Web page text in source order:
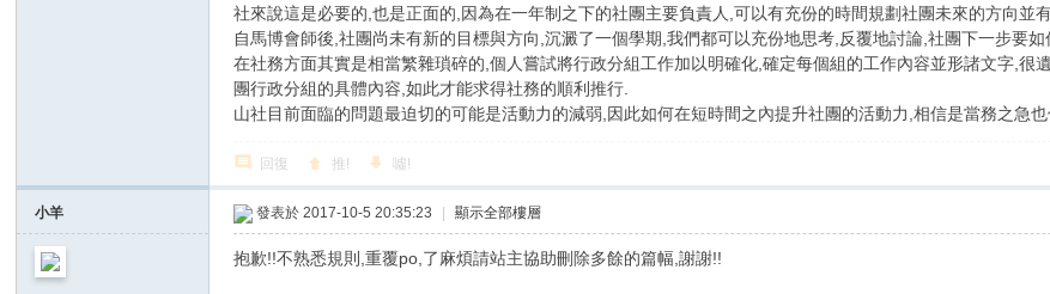
社來說這是必要的,也是正面的,因為在一年制之下的社團主要負責人,可以有充份的時間規劃社團未來的方向並
自馬博會師後,社團尚未有新的目標與方向,沉澱了一個學期,我們都可以充份地思考,反覆地討論,社團下一步要
在社務方面其實是相當繁雜瑣碎的,個人嘗試將行政分組工作加以明確化,確定每個組的工作內容並形諸文字,
團行政分組的具體內容,如此才能求得社務的順利推行.
山社目前面臨的問題最迫切的可能是活動力的減弱,因此如何在短時間之內提升社團的活動力,相信是當務之急也
回復 推! 噓!
小羊 發表於 2017-10-5 20:35:23 顯示全部樓層
抱歉!!不熟悉規則,重覆po,了麻煩請站主協助刪除多餘的篇幅,謝謝!!